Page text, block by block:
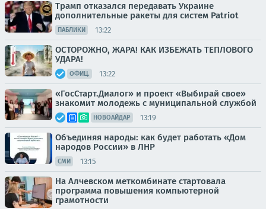
Трамп отказался передавать Украине
дополнительные ракеты для систем Patriot
ПАБЛИКИ 13:22
ОСТОРОЖНО, ЖАРА! КАК ИЗБЕЖАТЬ ТЕПЛОВОГО
УДАРА!
ОФИЦ. 13:22
«ГосСтарт.Диалог» и проект «Выбирай свое»
знакомит молодежь с муниципальной службой
НОВОАЙДАР 13:19
Объединяя народы: как будет работать «Дом
народов России» в ЛНР
СМИ 13:15
На Алчевском меткомбинате стартовала
программа повышения компьютерной
грамотности